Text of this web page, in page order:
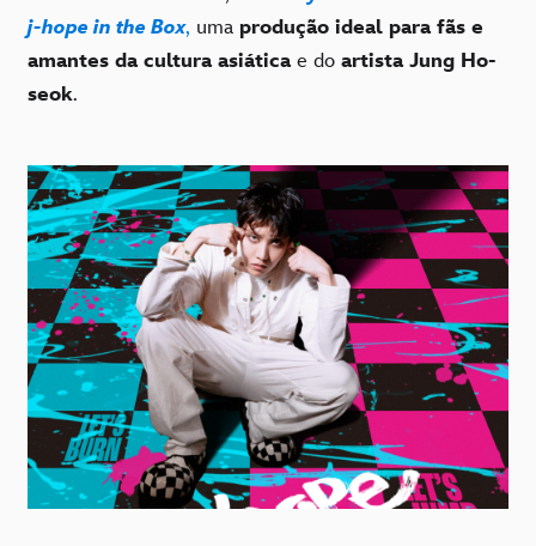
j-hope in the Box, uma produção ideal para fãs e
amantes da cultura asiáticae do artista Jung Ho-
seok.